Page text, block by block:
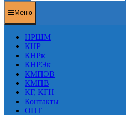
Меню
НРШМ
КНР
КНРк
КНРЭк
КМПЭВ
КМПВ
КГ, КГН
Контакты
ОПТ